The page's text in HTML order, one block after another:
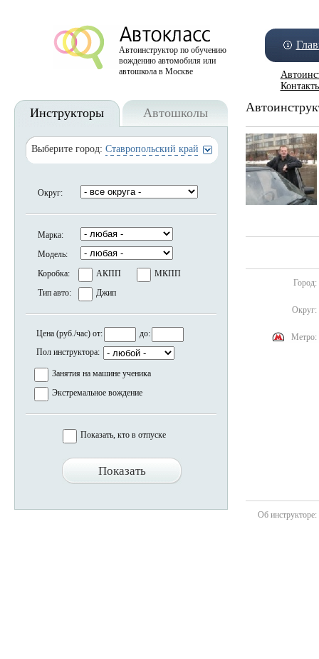
Автоинструктор по обучению
вождению автомобиля или
автошкола в Москве
Инструкторы Автошколы
Выберите город: Ставропольский край
Округ:
Марка:
Модель:
Коробка:
АКПП
МКПП
Тип авто:
Джип
Цена (руб./час) от:
до:
Пол инструктора:
Занятия на машине ученика
Экстремальное вождение
Показать, кто в отпуске
Город:
Округ:
Метро:
Об инструкторе: